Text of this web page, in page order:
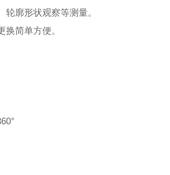
廓形状观察等测量。
简单方便。